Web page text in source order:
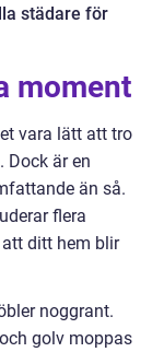
städare för
moment
vara lätt att tro
Dock är en
än så.
flera
ditt hem blir
noggrant.
golv moppas